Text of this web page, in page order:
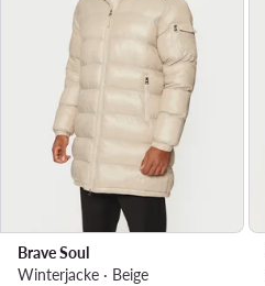
Brave Soul
Winterjacke · Beige